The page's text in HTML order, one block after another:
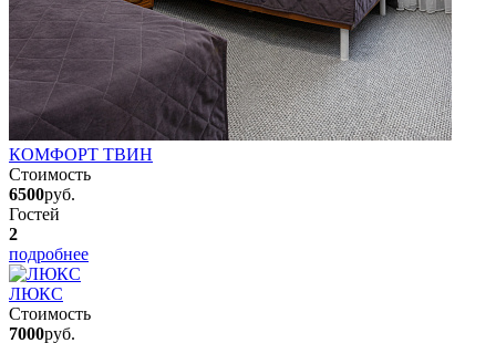
КОМФОРТ ТВИН
Стоимость
6500руб.
Гостей
2
подробнее
ЛЮКС
Стоимость
7000руб.